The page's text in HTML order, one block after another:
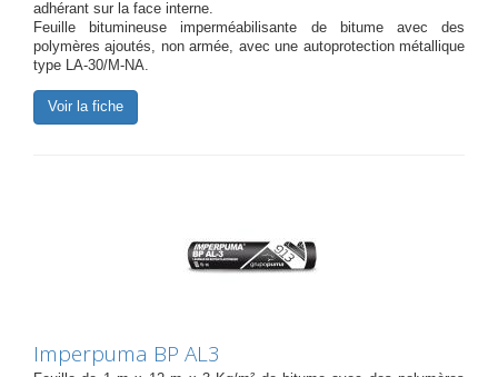
adhérant sur la face interne.
Feuille bitumineuse imperméabilisante de bitume avec des
polymères ajoutés, non armée, avec une autoprotection métallique
type LA-30/M-NA.
Voir la fiche
Imperpuma BP AL3